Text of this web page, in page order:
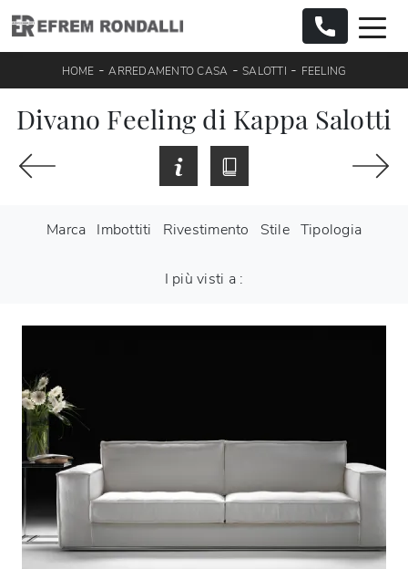
HOME -ARREDAMENTO CASA -SALOTTI - FEELING
Divano Feeling di Kappa Salotti
Marca Imbottiti Rivestimento Stile Tipologia
I più visti a :